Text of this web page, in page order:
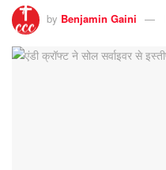
by Benjamin Gaini